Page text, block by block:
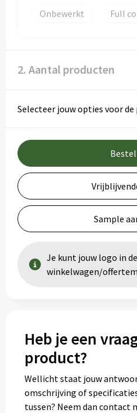
Onbewerkt
Full
2. Aantal producten
Selecteer jouw opties voor de
Sample
Je kunt jouw logo in de
winkelwagen/
Heb je een
product?
Wellicht staat jouw
omschrijving of
tussen? Neem dan contact